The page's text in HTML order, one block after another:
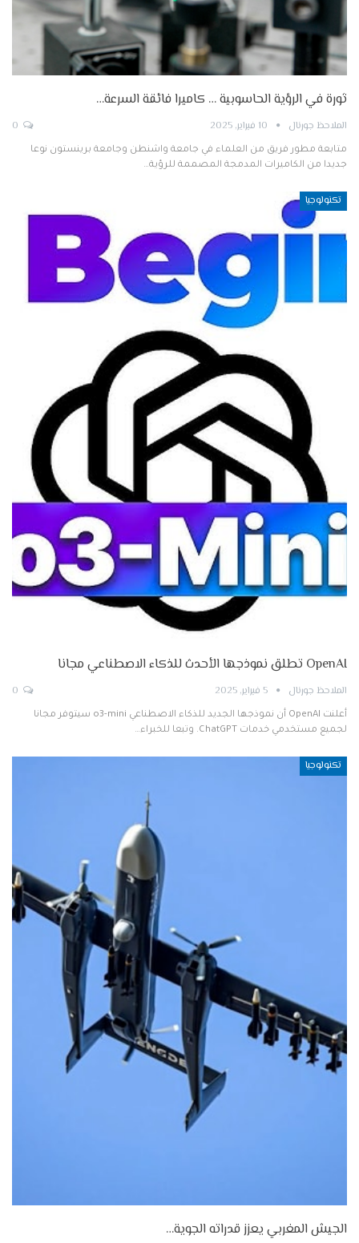
ثورة في الرؤية الحاسوبية … كاميرا فائقة السرعة…
الملاحظ جورنال 10 فبراير, 2025
متابعة مطور فريق من العلماء في جامعة واشنطن وجامعة برينستون نوعا
جديدا من الكاميرات المدمجة المصممة للرؤية…
تكنولوجيا
OpenAI تطلق نموذجها الأحدث للذكاء الاصطناعي مجانا
الملاحظ جورنال 5 فبراير, 2025
أعلنت OpenAI أن نموذجها الجديد للذكاء الاصطناعي o3-mini سيتوفر مجانا
لجميع مستخدمي خدمات ChatGPT. وتبعا للخبراء…
تكنولوجيا
الجيش المغربي يعزز قدراته الجوية…